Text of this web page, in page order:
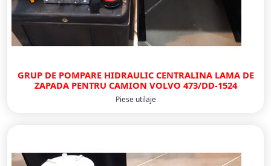
GRUP DE POMPARE HIDRAULIC CENTRALINA LAMA DE
ZAPADA PENTRU CAMION VOLVO 473/DD-1524
Piese utilaje